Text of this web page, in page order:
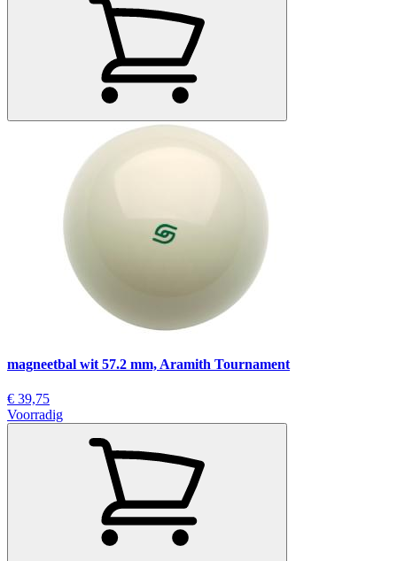
magneetbal wit 57.2 mm, Aramith Tournament
€ 39,75
Voorradig